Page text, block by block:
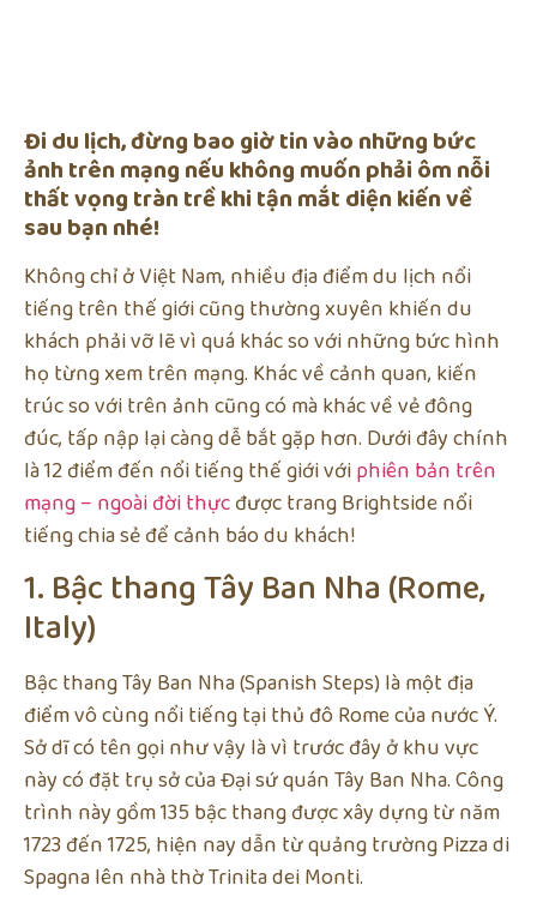
Đi du lịch, đừng bao giờ tin vào những bức
ảnh trên mạng nếu không muốn phải ôm nỗi
thất vọng tràn trề khi tận mắt diện kiến về
sau bạn nhé!
Không chỉ ở Việt Nam, nhiều địa điểm du lịch nổi
tiếng trên thế giới cũng thường xuyên khiến du
khách phải vỡ lẽ vì quá khác so với những bức hình
họ từng xem trên mạng. Khác về cảnh quan, kiến
trúc so với trên ảnh cũng có mà khác về vẻ đông
đúc, tấp nập lại càng dễ bắt gặp hơn. Dưới đây chính
là 12 điểm đến nổi tiếng thế giới vớiphiên bản trên
mạng – ngoài đời thựcđược trang Brightside nổi
tiếng chia sẻ để cảnh báo du khách!
1. Bậc thang Tây Ban Nha (Rome,
Italy)
Bậc thang Tây Ban Nha (Spanish Steps) là một địa
điểm vô cùng nổi tiếng tại thủ đô Rome của nước Ý.
Sở dĩ có tên gọi như vậy là vì trước đây ở khu vực
này có đặt trụ sở của Đại sứ quán Tây Ban Nha. Công
trình này gồm 135 bậc thang được xây dựng từ năm
1723 đến 1725, hiện nay dẫn từ quảng trường Pizza di
Spagna lên nhà thờ Trinita dei Monti.